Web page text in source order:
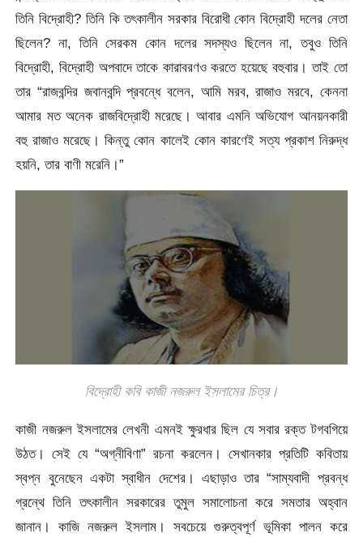
তিনি বিদ্রোহী? তিনি কি তৎকালীন সরকার বিরোধী কোন বিদ্রোহী দলের নেতা
ছিলেন? না, তিনি সেরকম কোন দলের সদস্যও ছিলেন না, তবুও তিনি
বিদ্রোহী, বিদ্রোহী অপবাদে তাকে কারাবরণও করতে হয়েছে বহুবার। তাই তো
তার “রাজবন্দির জবানবন্দি প্রবন্ধে বলেন, আমি মরব, রাজাও মরবে, কেননা
আমার মত অনেক রাজবিদ্রোহী মরেছে। আবার এমনি অভিযোগ আনয়নকারী
বহু রাজাও মরেছে। কিন্তু কোন কালেই কোন কারণেই সত্য প্রকাশ নিরুদ্ধ
হয়নি, তার বাণী মরেনি।”
বিদ্রোহী কবি কাজী নজরুল ইসলামের চিত্র।
কাজী নজরুল ইসলামের লেখনী এমনই ক্ষুরধার ছিল যে সবার রক্ত টগবগিয়ে
উঠত। সেই যে “অগ্নীবিণা” রচনা করলেন। সেখানকার প্রতিটি কবিতায়
স্বপ্ন বুনেছেন একটা স্বাধীন দেশের। এছাড়াও তার “সাম্যবাদী প্রবন্ধ
গ্রন্থে তিনি তৎকালীন সরকারের তুমুল সমালোচনা করে সমতার অহ্বান
জানান। কাজি নজরুল ইসলাম। সবচেয়ে গুরুত্বপূর্ণ ভূমিকা পালন করে